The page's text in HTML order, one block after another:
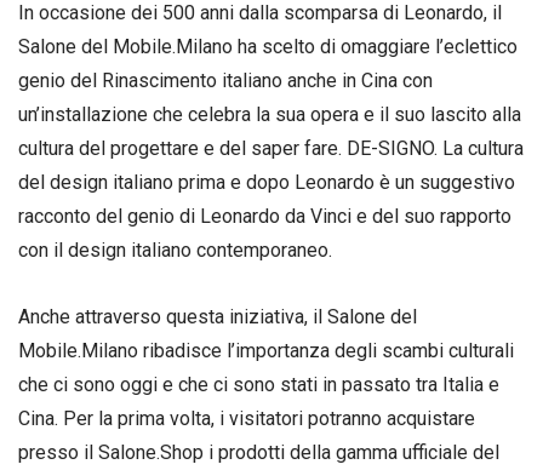
In occasione dei 500 anni dalla scomparsa di Leonardo, il
Salone del Mobile.Milano ha scelto di omaggiare l’eclettico
genio del Rinascimento italiano anche in Cina con
un’installazione che celebra la sua opera e il suo lascito alla
cultura del progettare e del saper fare. DE-SIGNO. La cultura
del design italiano prima e dopo Leonardo è un suggestivo
racconto del genio di Leonardo da Vinci e del suo rapporto
con il design italiano contemporaneo.
Anche attraverso questa iniziativa, il Salone del
Mobile.Milano ribadisce l’importanza degli scambi culturali
che ci sono oggi e che ci sono stati in passato tra Italia e
Cina. Per la prima volta, i visitatori potranno acquistare
presso il Salone.Shop i prodotti della gamma ufficiale del